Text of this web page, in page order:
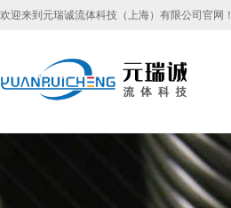
欢迎来到元瑞诚流体科技（上海）有限公司官网！